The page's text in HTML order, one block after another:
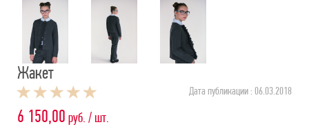
Жакет
Дата публикации : 06.03.2018
6 150,00 руб. / шт.